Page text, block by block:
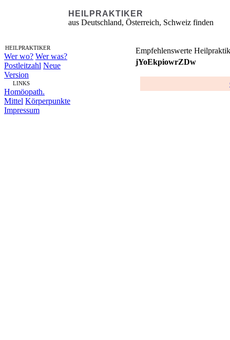
HEILPRAKTIKER
aus Deutschland, Österreich, Schweiz finden
HEILPRAKTIKER
Wer wo? Wer was?
Postleitzahl Neue
Version
LINKS
Homöopath.
Mittel Körperpunkte
Impressum
Empfehlenswerte
jYoEkpiowrZDw